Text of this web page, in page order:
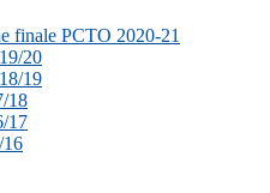
finale PCTO 2020-21
20
19
18
17